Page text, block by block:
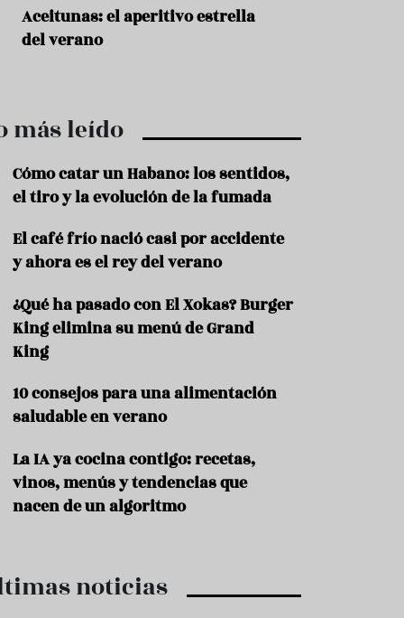
t
r
m
R
e
S
u
d
o
Aceitunas: el aperitivo estrella
del verano
más leído
Cómo catar un Habano: los sentidos,
el tiro y la evolución de la fumada
El café frío nació casi por accidente
y ahora es el rey del verano
¿Qué ha pasado con El Xokas? Burger
King elimina su menú de Grand
King
10 consejos para una alimentación
saludable en verano
La IA ya cocina contigo: recetas,
vinos, menús y tendencias que
nacen de un algoritmo
noticias